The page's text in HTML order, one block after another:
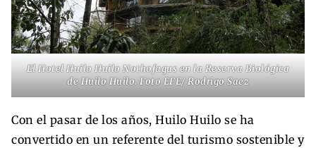
El Hotel Huilo Huilo Nothofagus en la Reserva Biológica
de Huilo Huilo. Foto EFE/ Rodrigo Saez
Con el pasar de los años, Huilo Huilo se ha
convertido en un referente del turismo sostenible y